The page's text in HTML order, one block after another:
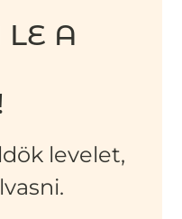
A
levelet,